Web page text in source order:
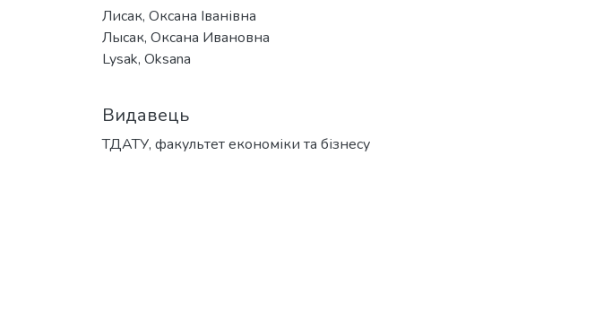
Лисак, Оксана Іванівна
Лысак, Оксана Ивановна
Lysak, Oksana
Видавець
ТДАТУ, факультет економіки та бізнесу